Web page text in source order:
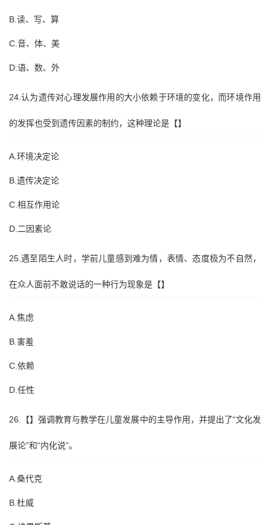
B.读、写、算
C.音、体、美
D.语、数、外
24.认为遗传对心理发展作用的大小依赖于环境的变化，而环境作用
的发挥也受到遗传因素的制约，这种理论是【】
A.环境决定论
B.遗传决定论
C.相互作用论
D.二因素论
25.遇至陌生人时，学前儿童感到难为情，表情、态度极为不自然，
在众人面前不敢说话的一种行为现象是【】
A.焦虑
B.害羞
C.依赖
D.任性
26.【】强调教育与教学在儿童发展中的主导作用，并提出了“文化发
展论”和“内化说”。
A.桑代克
B.杜威